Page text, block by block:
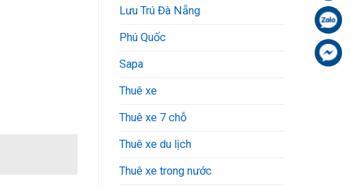
Lưu Trú Đà Nẵng
Phú Quốc
Sapa
Thuê xe
Thuê xe 7 chỗ
Thuê xe du lịch
Thuê xe trong nước